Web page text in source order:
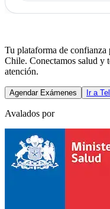
Tu plataforma de confianza
Chile. Conectamos salud y
atención.
Agendar Exámenes Ir a
Avalados por